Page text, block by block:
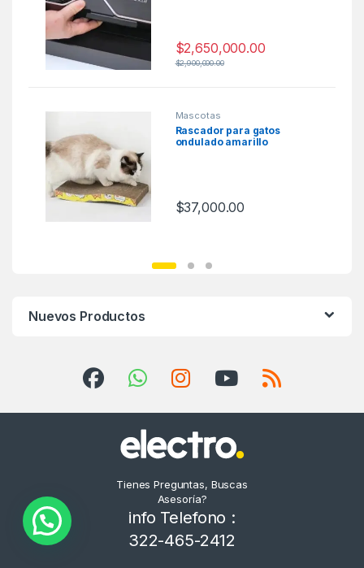
$2,650,000.00
$2,900,000.00
Mascotas
Rascador para gatos
ondulado amarillo
$37,000.00
Este producto tiene múltiples
Nuevos Productos
Tienes Preguntas, Buscas
Asesoría?
info Telefono :
322-465-2412